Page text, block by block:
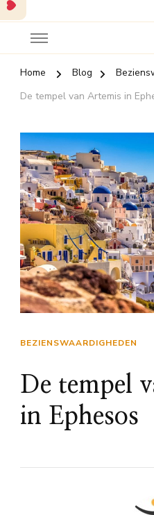
Home Blog
De tempel van Artemis in
BEZIENSWAARDIGHEDEN
De tempel
in Ephesos